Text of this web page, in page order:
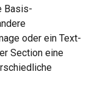
Basis-
oder ein Text-
Section eine